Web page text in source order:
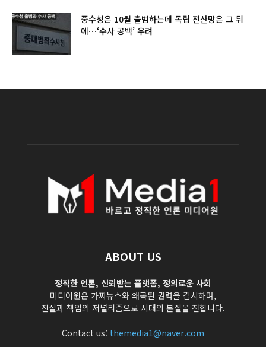
중수청은 10월 출범하는데 독립 전산망은 그 뒤
에…‘수사 공백’ 우려
ABOUT US
정직한 언론, 신뢰받는 플랫폼, 정의로운 사회
미디어원은 가짜뉴스와 왜곡된 권력을 감시하며,
진실과 책임의 저널리즘으로 시대의 본질을 전합니다.
Contact us: themedia1@naver.com